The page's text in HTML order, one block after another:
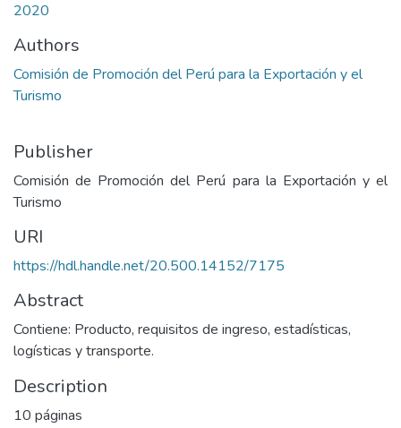
2020
Authors
Comisión de Promoción del Perú para la Exportación y el
Turismo
Publisher
Comisión de Promoción del Perú para la Exportación y el
Turismo
URI
https://hdl.handle.net/20.500.14152/7175
Abstract
Contiene: Producto, requisitos de ingreso, estadísticas,
logísticas y transporte.
Description
10 páginas